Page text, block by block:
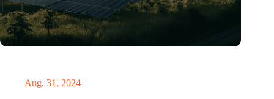
Aug. 31, 2024